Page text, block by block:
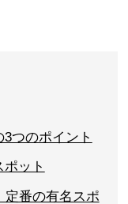
つのポイント
ポット
定番の有名スポ